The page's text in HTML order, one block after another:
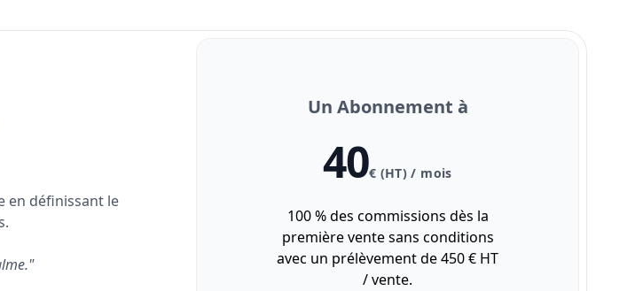
en définissant le
Un Abonnement à
40€ (HT) / mois
100 % des commissions dès la
première vente sans conditions
avec un prélèvement de 450 € HT
/ vente.